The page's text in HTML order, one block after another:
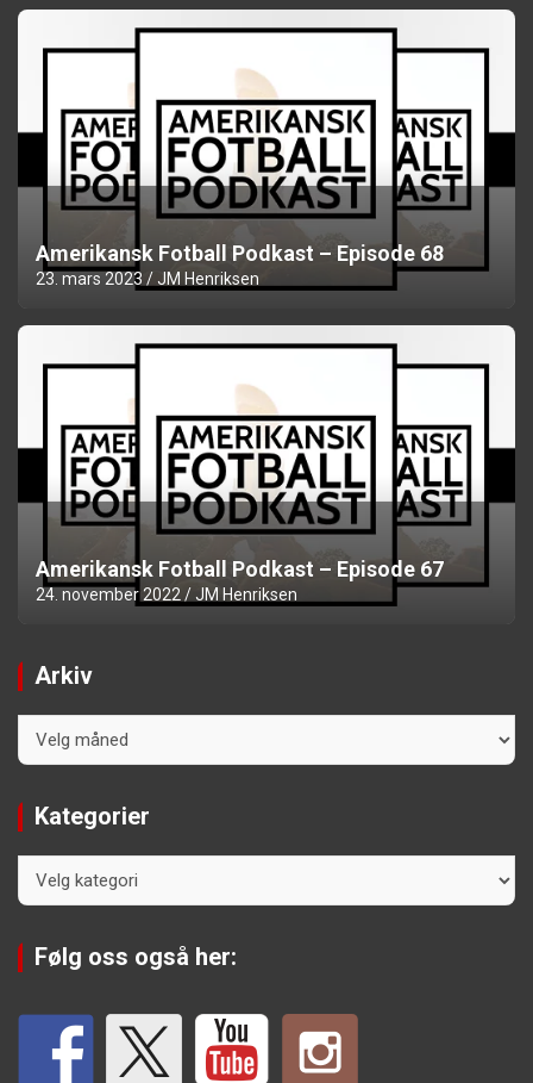
Amerikansk Fotball Podkast – Episode 68
23. mars 2023 JM Henriksen
Amerikansk Fotball Podkast – Episode 67
24. november 2022 JM Henriksen
Arkiv
Kategorier
Følg oss også her: